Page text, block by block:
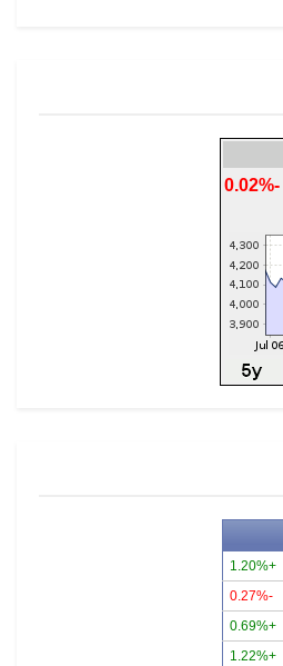
-0.02%
+1.20%
-0.27%
+0.69%
+1.22%